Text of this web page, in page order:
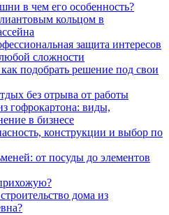
в чем его особенность?
кольцом в
защита интересов
сложности
подобрать решение под свои
без отрыва от работы
гофрокартона: виды,
в бизнесе
конструкции и выбор по
от посуды до элементов
дома из